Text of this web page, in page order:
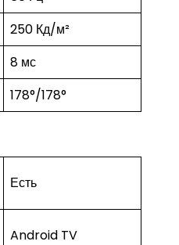
250 Кд/м²
8 мс
178°/178°
Есть
Android TV